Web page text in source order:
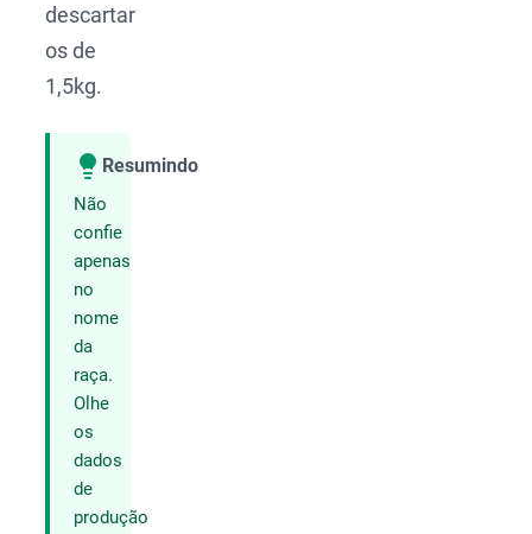
descartar
os de
1,5kg.
Resumindo
Não
confie
apenas
no
nome
da
raça.
Olhe
os
dados
de
produção